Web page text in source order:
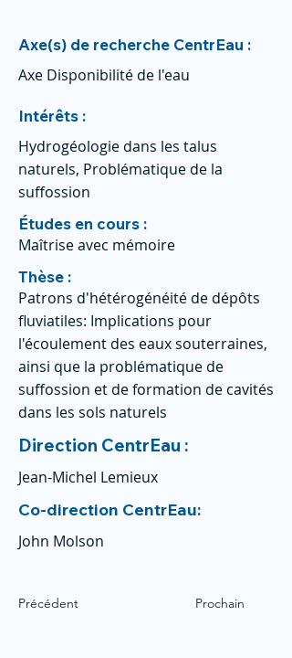
Axe(s) de recherche CentrEau :
Axe Disponibilité de l'eau
Intérêts :
Hydrogéologie dans les talus
naturels, Problématique de la
suffossion
Études en cours :
Maîtrise avec mémoire
Thèse :
Patrons d'hétérogénéité de dépôts
fluviatiles: Implications pour
l'écoulement des eaux souterraines,
ainsi que la problématique de
suffossion et de formation de cavités
dans les sols naturels
Direction CentrEau :
Jean-Michel Lemieux
Co-direction CentrEau:
John Molson
Précédent Prochain